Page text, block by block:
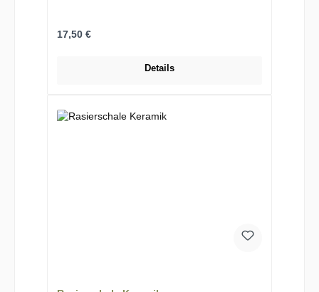
Regulärer Preis:
17,50 €
Details